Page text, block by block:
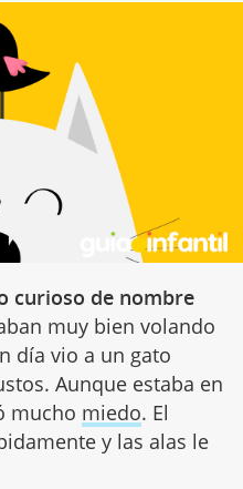
curioso de nombre
muy bien volando
día vio a un gato
Aunque estaba en
mucho miedo. El
y las alas le